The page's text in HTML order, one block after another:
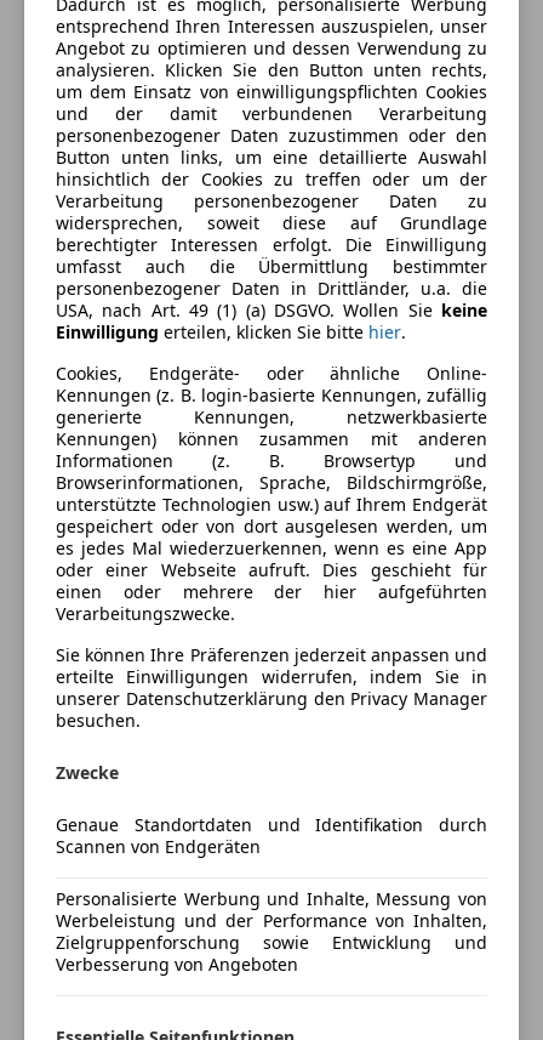
Energieverbrauch
Kraftstoff
Diesel
Kraftstoffverbrauch
3,90l/100 km (komb.)
Ausstattung
Komfort
Armlehne
Berganfahrassistent
Einparkhilfe
Einparkhilfe Sensoren hinten
Elektrische Fensterheber
Elektrische Seitenspiegel
Getönte Scheiben
Klimaanlage
Klimaautomatik
Multifunktionslenkrad
Regensensor
Schlüssellose Zentralverriegelung
Sitzheizung
Tempomat
Unterhaltung/Media
Bordcomputer
CD
Freisprecheinrichtung
Sicherheit
Mehr anzeigen
Farbe und Innenausstattung
Außenfarbe
Blau
Farbe der
Innenausstattung
Schwarz
Fahrzeugbeschreibung
BMW 116d zu verkaufen - gepflegter Zustand
Ich verkaufe meinen BMW 116d aufgrund einer
Das Fahrzeug befindet sich in einem guten Zustand
und ist seit 8 Monaten stillgelegt.
sonstiges aufgetreten.
Pickerl wurde letztes Jahr im Juli gemacht -
dementsprechend läuft das Pickerl ab.
Mehr anzeigen
entsprechend Ihren Interessen auszuspielen, unser
Angebot zu optimieren und dessen Verwendung zu
analysieren. Klicken Sie den Button unten rechts,
um dem Einsatz von einwilligungspflichten Cookies
und der damit verbundenen Verarbeitung
personenbezogener Daten zuzustimmen oder den
Button unten links, um eine detaillierte Auswahl
hinsichtlich der Cookies zu treffen oder um der
Verarbeitung personenbezogener Daten zu
widersprechen, soweit diese auf Grundlage
berechtigter Interessen erfolgt. Die Einwilligung
umfasst auch die Übermittlung bestimmter
personenbezogener Daten in Drittländer, u.a. die
USA, nach Art. 49 (1) (a) DSGVO. Wollen Sie keine
Einwilligung erteilen, klicken Sie bitte hier.
Cookies, Endgeräte- oder ähnliche Online-
Kennungen (z. B. login-basierte Kennungen, zufällig
generierte Kennungen, netzwerkbasierte
Kennungen) können zusammen mit anderen
Informationen (z. B. Browsertyp und
Browserinformationen, Sprache, Bildschirmgröße,
unterstützte Technologien usw.) auf Ihrem Endgerät
gespeichert oder von dort ausgelesen werden, um
es jedes Mal wiederzuerkennen, wenn es eine App
oder einer Webseite aufruft. Dies geschieht für
einen oder mehrere der hier aufgeführten
Verarbeitungszwecke.
Sie können Ihre Präferenzen jederzeit anpassen und
erteilte Einwilligungen widerrufen, indem Sie in
unserer Datenschutzerklärung den Privacy Manager
besuchen.
Zwecke
Genaue Standortdaten und Identifikation durch
Scannen von Endgeräten
Personalisierte Werbung und Inhalte, Messung von
Werbeleistung und der Performance von Inhalten,
Zielgruppenforschung sowie Entwicklung und
Verbesserung von Angeboten